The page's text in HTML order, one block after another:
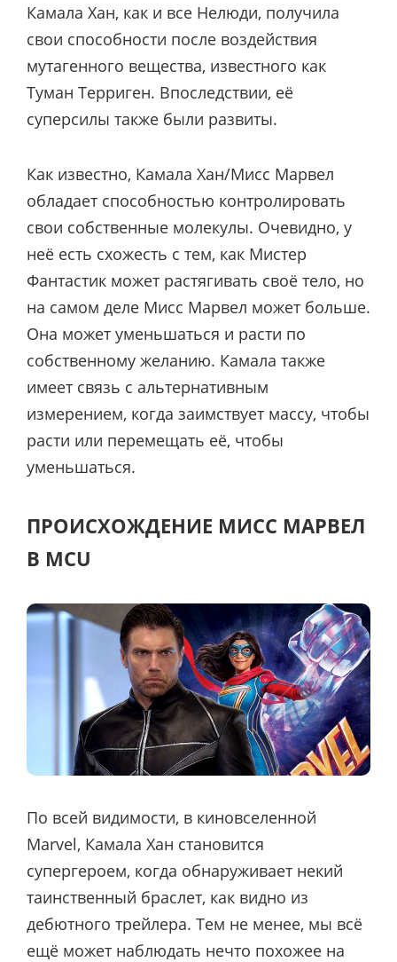
Камала Хан, как и все Нелюди, получила
свои способности после воздействия
мутагенного вещества, известного как
Туман Терриген. Впоследствии, её
суперсилы также были развиты.
Как известно, Камала Хан/Мисс Марвел
обладает способностью контролировать
свои собственные молекулы. Очевидно, у
неё есть схожесть с тем, как Мистер
Фантастик может растягивать своё тело, но
на самом деле Мисс Марвел может больше.
Она может уменьшаться и расти по
собственному желанию. Камала также
имеет связь с альтернативным
измерением, когда заимствует массу, чтобы
расти или перемещать её, чтобы
уменьшаться.
ПРОИСХОЖДЕНИЕ МИСС МАРВЕЛ
В MCU
По всей видимости, в киновселенной
Marvel, Камала Хан становится
супергероем, когда обнаруживает некий
таинственный браслет, как видно из
дебютного трейлера. Тем не менее, мы всё
ещё может наблюдать нечто похожее на